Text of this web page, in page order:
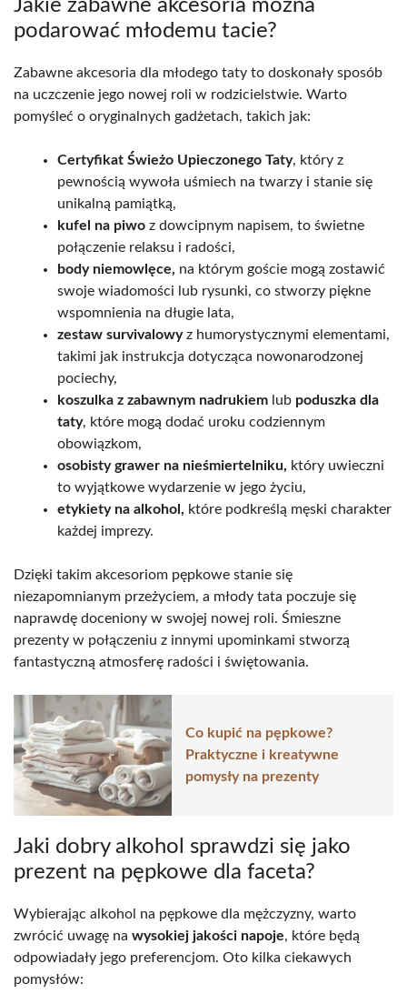
Jakie zabawne akcesoria można
podarować młodemu tacie?
Zabawne akcesoria dla młodego taty to doskonały sposób
na uczczenie jego nowej roli w rodzicielstwie. Warto
pomyśleć o oryginalnych gadżetach, takich jak:
Certyfikat Świeżo Upieczonego Taty, który z
pewnością wywoła uśmiech na twarzy i stanie się
unikalną pamiątką,
kufel na piwo z dowcipnym napisem, to świetne
połączenie relaksu i radości,
body niemowlęce, na którym goście mogą zostawić
swoje wiadomości lub rysunki, co stworzy piękne
wspomnienia na długie lata,
zestaw survivalowyz humorystycznymi elementami,
takimi jak instrukcja dotycząca nowonarodzonej
pociechy,
koszulka z zabawnym nadrukiem lub poduszka dla
taty, które mogą dodać uroku codziennym
obowiązkom,
osobisty grawer na nieśmiertelniku, który uwieczni
to wyjątkowe wydarzenie w jego życiu,
etykiety na alkohol, które podkreślą męski charakter
każdej imprezy.
Dzięki takim akcesoriom pępkowe stanie się
niezapomnianym przeżyciem, a młody tata poczuje się
naprawdę doceniony w swojej nowej roli. Śmieszne
prezenty w połączeniu z innymi upominkami stworzą
fantastyczną atmosferę radości i świętowania.
Co kupić na pępkowe?
Praktyczne i kreatywne
pomysły na prezenty
Jaki dobry alkohol sprawdzi się jako
prezent na pępkowe dla faceta?
Wybierając alkohol na pępkowe dla mężczyzny, warto
zwrócić uwagę na wysokiej jakości napoje, które będą
odpowiadały jego preferencjom. Oto kilka ciekawych
pomysłów: